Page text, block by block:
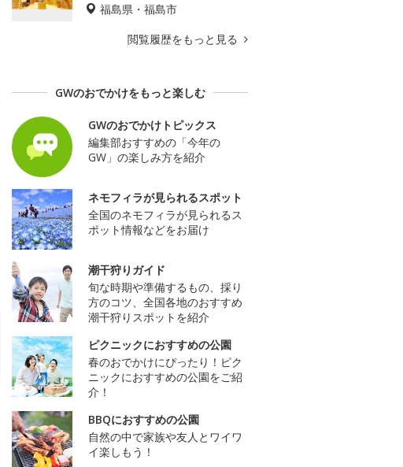
福島県・福島市
閲覧履歴をもっと見る
GWのおでかけをもっと楽しむ
GWのおでかけトピックス
編集部おすすめの「今年の
GW」の楽しみ方を紹介
ネモフィラが見られるスポット
全国のネモフィラが見られるス
ポット情報などをお届け
潮干狩りガイド
旬な時期や準備するもの、採り
方のコツ、全国各地のおすすめ
潮干狩りスポットを紹介
ピクニックにおすすめの公園
春のおでかけにぴったり！ピク
ニックにおすすめの公園をご紹
介！
BBQにおすすめの公園
自然の中で家族や友人とワイワ
イ楽しもう！